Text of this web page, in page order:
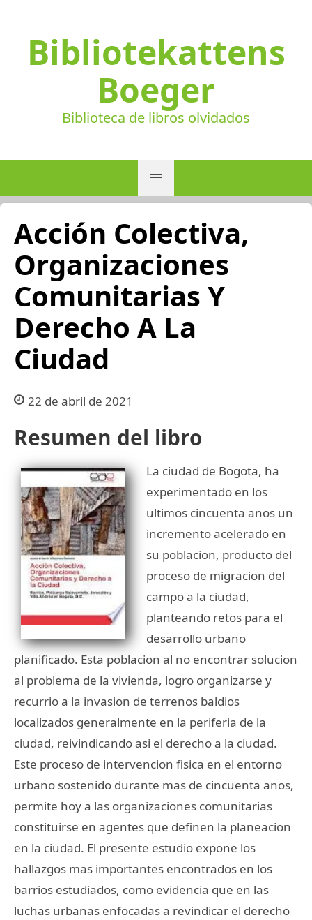
Bibliotekattens
Boeger
Biblioteca de libros olvidados
Acción Colectiva,
Organizaciones
Comunitarias Y
Derecho A La
Ciudad
22 de abril de 2021
Resumen del libro
La ciudad de Bogota, ha
experimentado en los
ultimos cincuenta anos un
incremento acelerado en
su poblacion, producto del
proceso de migracion del
campo a la ciudad,
planteando retos para el
desarrollo urbano
planificado. Esta poblacion al no encontrar solucion
al problema de la vivienda, logro organizarse y
recurrio a la invasion de terrenos baldios
localizados generalmente en la periferia de la
ciudad, reivindicando asi el derecho a la ciudad.
Este proceso de intervencion fisica en el entorno
urbano sostenido durante mas de cincuenta anos,
permite hoy a las organizaciones comunitarias
constituirse en agentes que definen la planeacion
en la ciudad. El presente estudio expone los
hallazgos mas importantes encontrados en los
barrios estudiados, como evidencia que en las
luchas urbanas enfocadas a revindicar el derecho